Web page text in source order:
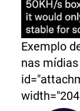
Exemplo
nas